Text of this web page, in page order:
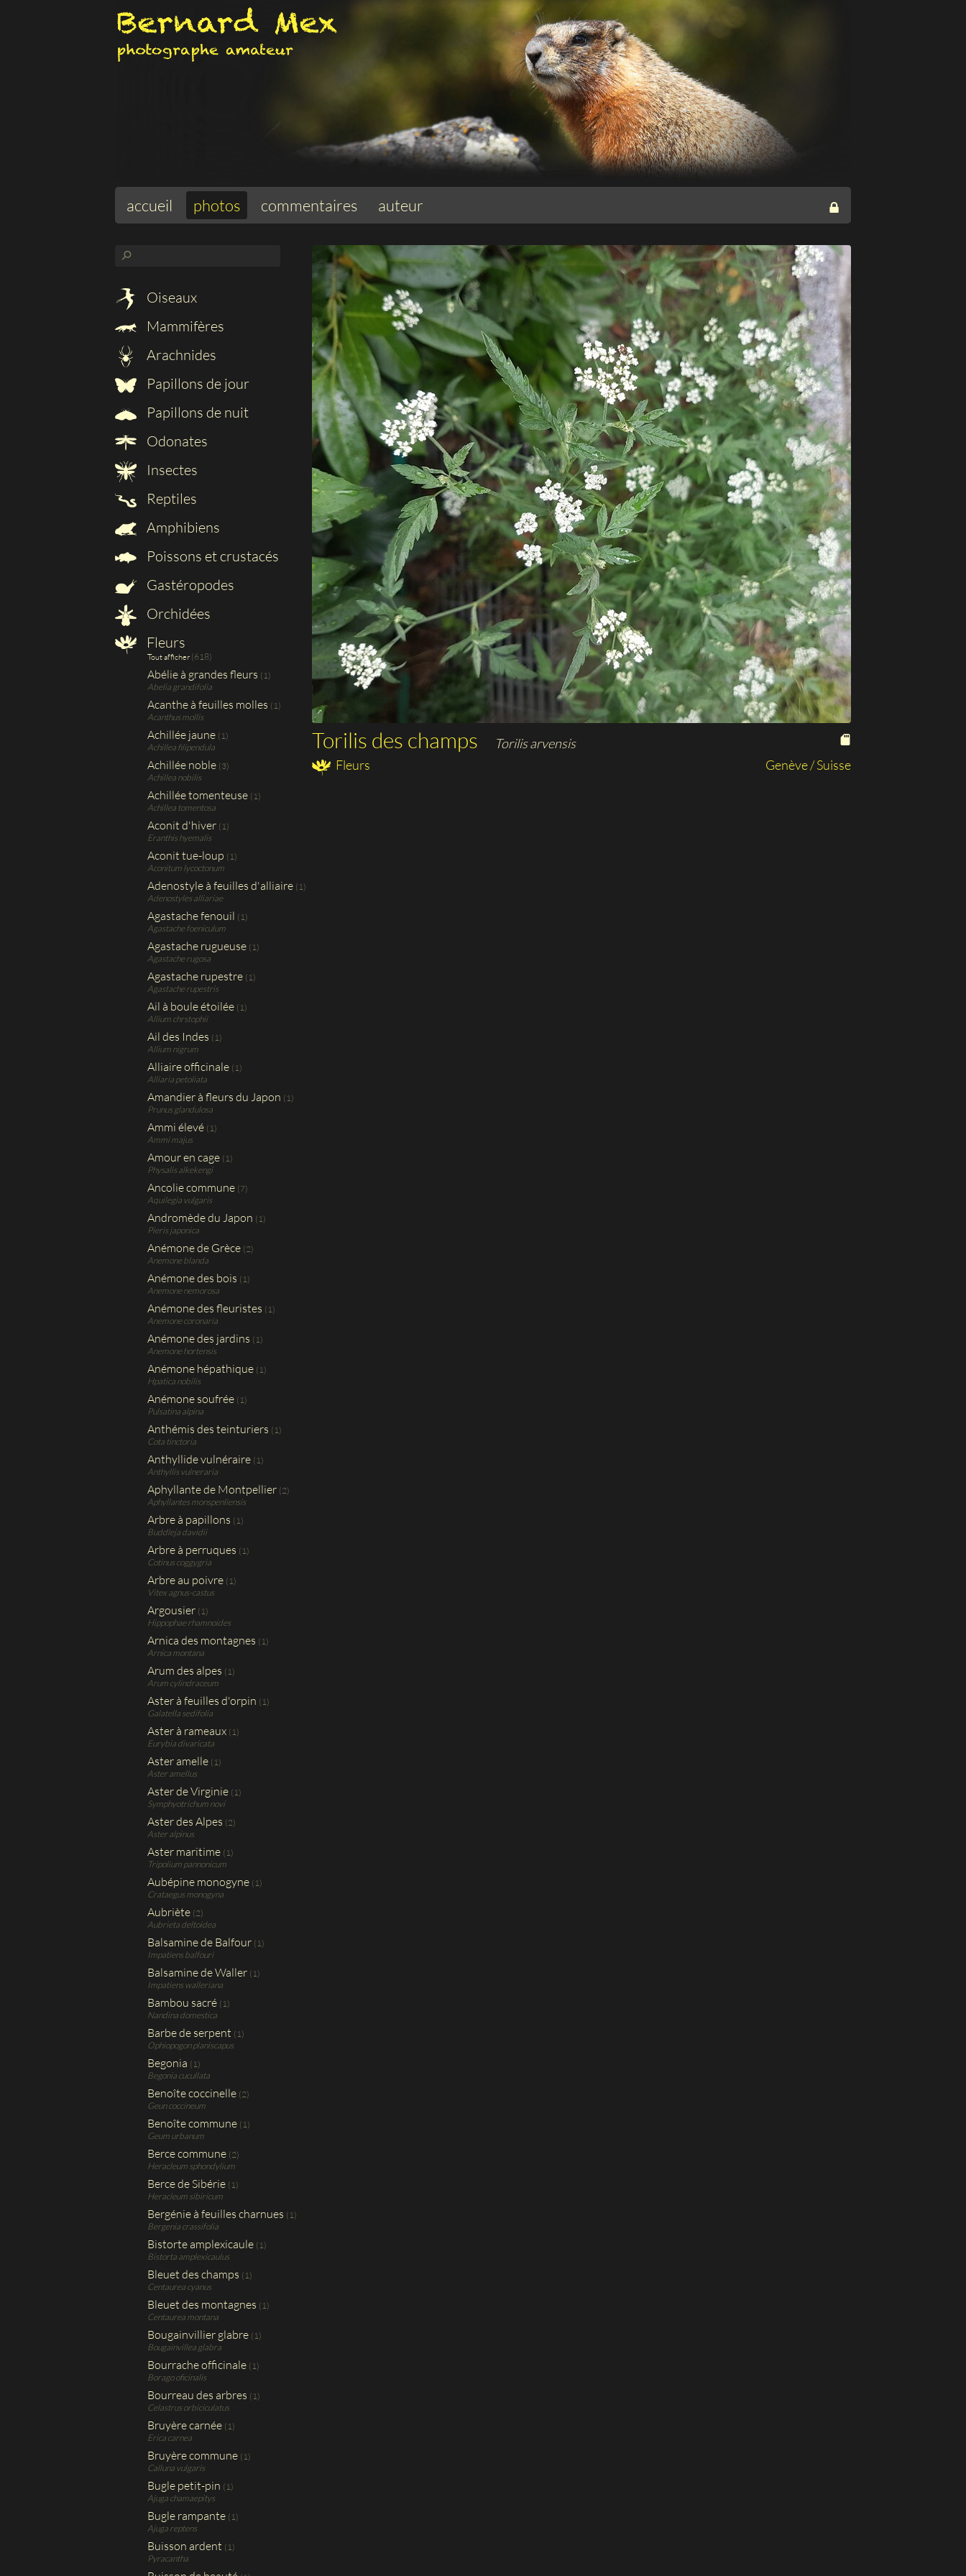
accueil photos commentaires auteur
⚲
Oiseaux
Mammifères
Arachnides
Papillons de jour
Papillons de nuit
Odonates
Insectes
Reptiles
Amphibiens
Poissons et crustacés
Gastéropodes
Orchidées
Fleurs
Tout afficher (618)
Abélie à grandes fleurs (1)
Abelia grandifolia
Acanthe à feuilles molles (1)
Acanthus mollis
Achillée jaune (1)
Achillea filipendula
Achillée noble (3)
Achillea nobilis
Achillée tomenteuse (1)
Achillea tomentosa
Aconit d'hiver (1)
Eranthis hyemalis
Aconit tue-loup (1)
Aconitum lycoctonum
Adenostyle à feuilles d'alliaire (1)
Adenostyles alliariae
Agastache fenouil (1)
Agastache foeniculum
Agastache rugueuse (1)
Agastache rugosa
Agastache rupestre (1)
Agastache rupestris
Ail à boule étoilée (1)
Allium chrstophii
Ail des Indes (1)
Allium nigrum
Alliaire officinale (1)
Alliaria petoliata
Amandier à fleurs du Japon (1)
Prunus glandulosa
Ammi élevé (1)
Ammi majus
Amour en cage (1)
Physalis alkekengi
Ancolie commune (7)
Aquilegia vulgaris
Andromède du Japon (1)
Pieris japonica
Anémone de Grèce (2)
Anemone blanda
Anémone des bois (1)
Anemone nemorosa
Anémone des fleuristes (1)
Anemone coronaria
Anémone des jardins (1)
Anemone hortensis
Anémone hépathique (1)
Hpatica nobilis
Anémone soufrée (1)
Pulsatina alpina
Anthémis des teinturiers (1)
Cota tinctoria
Anthyllide vulnéraire (1)
Anthyllis vulneraria
Aphyllante de Montpellier (2)
Aphyllantes monspenliensis
Arbre à papillons (1)
Buddleja davidii
Arbre à perruques (1)
Cotinus coggygria
Arbre au poivre (1)
Vitex agnus-castus
Argousier (1)
Hippophae rhamnoides
Arnica des montagnes (1)
Arnica montana
Arum des alpes (1)
Arum cylindraceum
Aster à feuilles d'orpin (1)
Galatella sedifolia
Aster à rameaux (1)
Eurybia divaricata
Aster amelle (1)
Aster amellus
Aster de Virginie (1)
Symphyotrichum novi
Aster des Alpes (2)
Aster alpinus
Aster maritime (1)
Tripolium pannonicum
Aubépine monogyne (1)
Crataegus monogyna
Aubriète (2)
Aubrieta deltoidea
Balsamine de Balfour (1)
Impatiens balfouri
Balsamine de Waller (1)
Impatiens walleriana
Bambou sacré (1)
Nandina domestica
Barbe de serpent (1)
Ophiopogon planiscapus
Begonia (1)
Begonia cucullata
Benoîte coccinelle (2)
Geun coccineum
Benoîte commune (1)
Geum urbanum
Berce commune (2)
Heracleum sphondylium
Berce de Sibérie (1)
Heracleum sibiricum
Bergénie à feuilles charnues (1)
Bergenia crassifolia
Bistorte amplexicaule (1)
Bistorta amplexicaulus
Bleuet des champs (1)
Centaurea cyanus
Bleuet des montagnes (1)
Centaurea montana
Bougainvillier glabre (1)
Bougainvillea glabra
Bourrache officinale (1)
Borago oficinalis
Bourreau des arbres (1)
Celastrus orbiciculatus
Bruyère carnée (1)
Erica carnea
Bruyère commune (1)
Calluna vulgaris
Bugle petit-pin (1)
Ajuga chamaepitys
Bugle rampante (1)
Ajuga reptens
Buisson ardent (1)
Pyracantha
Torilis des champs
Torilis arvensis
Fleurs
Genève / Suisse